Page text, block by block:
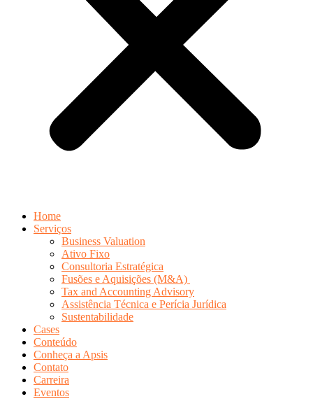
Home
Serviços
Business Valuation
Ativo Fixo
Consultoria Estratégica
Fusões e Aquisições (M&A)
Tax and Accounting Advisory
Assistência Técnica e Perícia Jurídica
Sustentabilidade
Cases
Conteúdo
Conheça a Apsis
Contato
Carreira
Eventos